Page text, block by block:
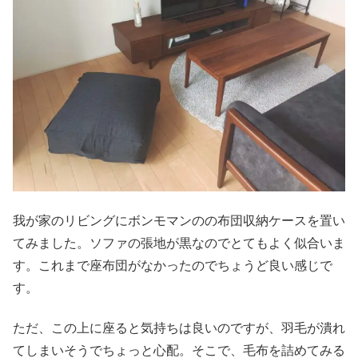
我が家のリビングにボンモマンのの布団収納ケースを置い
てみました。ソファの張地が黒なのでとてもよく似合いま
す。これまで座布団がなかったのでちょうど良い感じで
す。
ただ、この上に座ると気持ちは良いのですが、羽毛が潰れ
てしまいそうでちょっと心配。そこで、毛布を詰めてみる